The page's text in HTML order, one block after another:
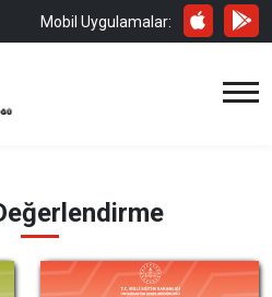
Mobil Uygulamalar: